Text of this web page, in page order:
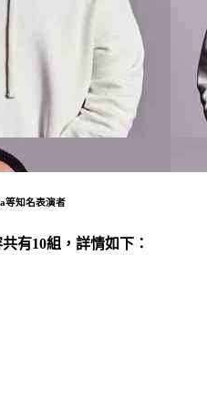
等知名表演者
有10組，詳情如下：